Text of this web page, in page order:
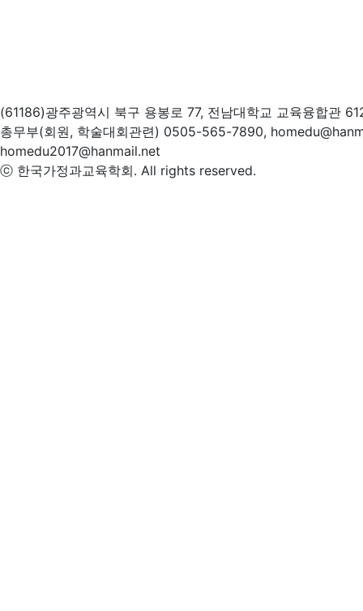
(61186)광주광역시 북구 용봉로 77, 전남대학교 교육융합관
총무부(회원, 학술대회관련) 0505-565-7890,
homedu2017@hanmail.net
ⓒ 한국가정과교육학회. All rights reserved.